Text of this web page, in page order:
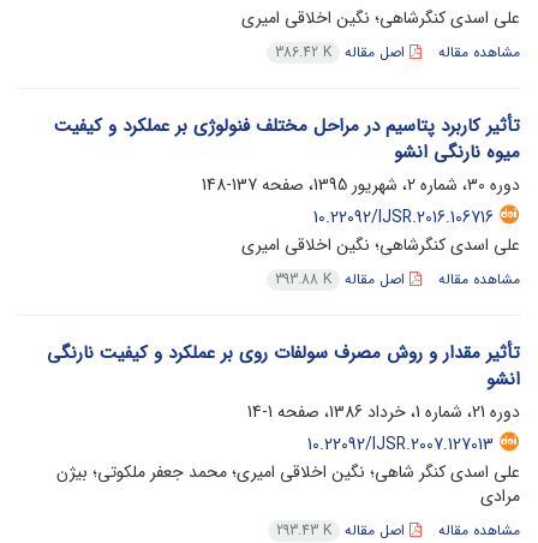
علی اسدی کنگرشاهی؛ نگین اخلاقی امیری
مشاهده مقاله اصل مقاله 386.42 K
تأثیر کاربرد پتاسیم در مراحل مختلف فنولوژی بر عملکرد و کیفیت
میوه نارنگی انشو
دوره 30، شماره 2، شهریور 1395، صفحه
137-148
10.22092/IJSR.2016.106716
علی اسدی کنگرشاهی؛ نگین اخلاقی امیری
مشاهده مقاله اصل مقاله 393.88 K
تأثیر مقدار و روش مصرف سولفات روی بر عملکرد و کیفیت نارنگی
انشو
دوره 21، شماره 1، خرداد 1386، صفحه
1-14
10.22092/IJSR.2007.127013
علی اسدی کنگر شاهی؛ نگین اخلاقی امیری؛ محمد جعفر ملکوتی؛ بیژن
مرادی
مشاهده مقاله اصل مقاله 293.43 K